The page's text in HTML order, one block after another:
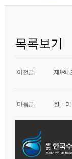
목록보기
이전글 제9회
다음글 한ㆍ